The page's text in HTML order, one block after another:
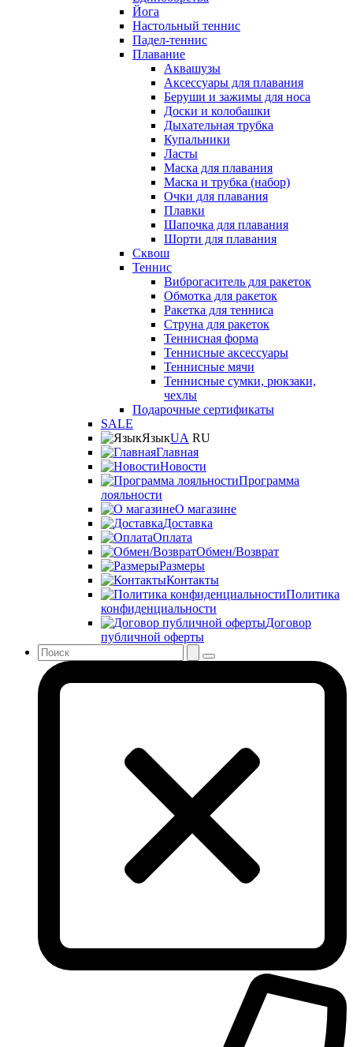
Йога
Настольный теннис
Падел-теннис
Плавание
Аквашузы
Аксессуары для плавания
Беруши и зажимы для носа
Доски и колобашки
Дыхательная трубка
Купальники
Ласты
Маска для плавания
Маска и трубка (набор)
Очки для плавания
Плавки
Шапочка для плавания
Шорти для плавания
Сквош
Теннис
Виброгаситель для ракеток
Обмотка для ракеток
Ракетка для тенниса
Струна для ракеток
Теннисная форма
Теннисные аксессуары
Теннисные мячи
Теннисные сумки, рюкзаки,
чехлы
Подарочные сертификаты
SALE
ЯзыкUA RU
Главная
Новости
Программа
лояльности
О магазине
Доставка
Оплата
Обмен/Возврат
Размеры
Контакты
Политика
конфиденциальности
Договор
публичной оферты